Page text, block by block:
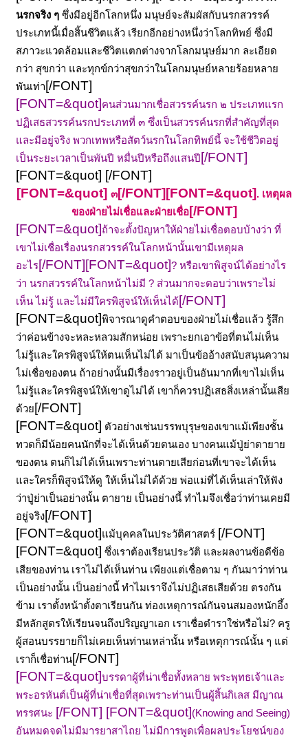
นรกจริง ๆ ซึ่งมีอยู่อีกโลกหนึ่ง มนุษย์จะสัมผัสกับนรกสวรรค์
ประเภทนี้เมื่อสิ้นชีวิตแล้ว เรียกอีกอย่างหนึ่งว่าโลกทิพย์ ซึ่งมี
สภาวะแวดล้อมและชีวิตแตกต่างจากโลกมนุษย์มาก ละเอียด
กว่า สุขกว่า และทุกข์กว่าสุขกว่าในโลกมนุษย์หลายร้อยหลาย
พันเท่า [/FONT]
[FONT=&quot]คนส่วนมากเชื่อสวรรค์นรก ๒ ประเภทแรก
ปฏิเสธสวรรค์นรกประเภทที่ ๓ ซึ่งเป็นสวรรค์นรกที่สำคัญที่สุด
และมีอยู่จริง พวกเทพหรือสัตว์นรกในโลกทิพย์นี้ จะใช้ชีวิตอยู่
เป็นระยะเวลาเป็นพันปี หมื่นปีหรือถึงแสนปี [/FONT]
[FONT=&quot] [/FONT]
[FONT=&quot] ๓[/FONT] [FONT=&quot] . เหตุผล
ของฝ่ายไม่เชื่อและฝ่ายเชื่อ[/FONT]
[FONT=&quot]ถ้าจะตั้งปัญหาให้ฝ่ายไม่เชื่อตอบบ้างว่า ที่
เขาไม่เชื่อเรื่องนรกสวรรค์ในโลกหน้านั้นเขามีเหตุผล
อะไร[/FONT] [FONT=&quot]? หรือเขาพิสูจน์ได้อย่างไร
ว่า นรกสวรรค์ในโลกหน้าไม่มี ? ส่วนมากจะตอบว่าเพราะไม่
เห็น ไม่รู้ และไม่มีใครพิสูจน์ให้เห็นได้ [/FONT]
[FONT=&quot]พิจารณาดูคำตอบของฝ่ายไม่เชื่อแล้ว รู้สึก
ว่าค่อนข้างจะหละหลวมสักหน่อย เพราะยกเอาข้อที่ตนไม่เห็น
ไม่รู้และใครพิสูจน์ให้ตนเห็นไม่ได้ มาเป็นข้ออ้างสนับสนุนความ
ไม่เชื่อของตน ถ้าอย่างนั้นมีเรื่องราวอยู่เป็นอันมากที่เขาไม่เห็น
ไม่รู้และใครพิสูจน์ให้เขาดูไม่ได้ เขาก็ควรปฏิเสธสิ่งเหล่านั้นเสีย
ด้วย [/FONT]
[FONT=&quot] ตัวอย่างเช่นบรรพบุรุษของเขาแม้เพียงชั้น
ทวดก็มีน้อยคนนักที่จะได้เห็นด้วยตนเอง บางคนแม้ปู่ย่าตายาย
ของตน ตนก็ไม่ได้เห็นเพราะท่านตายเสียก่อนที่เขาจะได้เห็น
และใครก็พิสูจน์ให้ดู ให้เห็นไม่ได้ด้วย พ่อแม่ที่ได้เห็นเล่าให้ฟัง
ว่าปู่ย่าเป็นอย่างนั้น ตายาย เป็นอย่างนี้ ทำไมจึงเชื่อว่าท่านเคยมี
อยู่จริง[/FONT]
[FONT=&quot]แม้บุคคลในประวัติศาสตร์ [/FONT]
[FONT=&quot] ซึ่งเราต้องเรียนประวัติ และผลงานข้อดีข้อ
เสียของท่าน เราไม่ได้เห็นท่าน เพียงแต่เชื่อตาม ๆ กันมาว่าท่าน
เป็นอย่างนั้น เป็นอย่างนี้ ทำไมเราจึงไม่ปฏิเสธเสียด้วย ตรงกัน
ข้าม เราตั้งหน้าตั้งตาเรียนกัน ท่องเหตุการณ์กันจนสมองหนักอึ้ง
มีหลักสูตรให้เรียนจนถึงปริญญาเอก เราเชื่อตำราใช่หรือไม่? ครู
ผู้สอนบรรยายก็ไม่เคยเห็นท่านเหล่านั้น หรือเหตุการณ์นั้น ๆ แต่
เราก็เชื่อท่าน[/FONT]
[FONT=&quot]บรรดาผู้ที่น่าเชื่อทั้งหลาย พระพุทธเจ้าและ
พระอรหันต์เป็นผู้ที่น่าเชื่อที่สุดเพราะท่านเป็นผู้สิ้นกิเลส มีญาณ
ทรรศนะ [/FONT] [FONT=&quot](Knowing and Seeing)
อันหมดจดไม่มีมารยาสาไถย ไม่มีการพูดเพื่อผลประโยชน์ของ